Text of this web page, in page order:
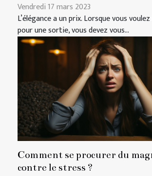
Vendredi 17 mars 2023
L’élégance a un prix. Lorsque vous
pour une sortie, vous devez vous...
Comment se procurer du
contre le stress ?